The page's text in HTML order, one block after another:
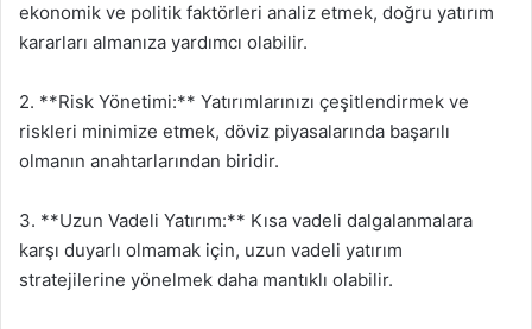
ekonomik ve politik faktörleri analiz etmek, doğru yatırım
kararları almanıza yardımcı olabilir.
2. **Risk Yönetimi:** Yatırımlarınızı çeşitlendirmek ve
riskleri minimize etmek, döviz piyasalarında başarılı
olmanın anahtarlarından biridir.
3. **Uzun Vadeli Yatırım:** Kısa vadeli dalgalanmalara
karşı duyarlı olmamak için, uzun vadeli yatırım
stratejilerine yönelmek daha mantıklı olabilir.